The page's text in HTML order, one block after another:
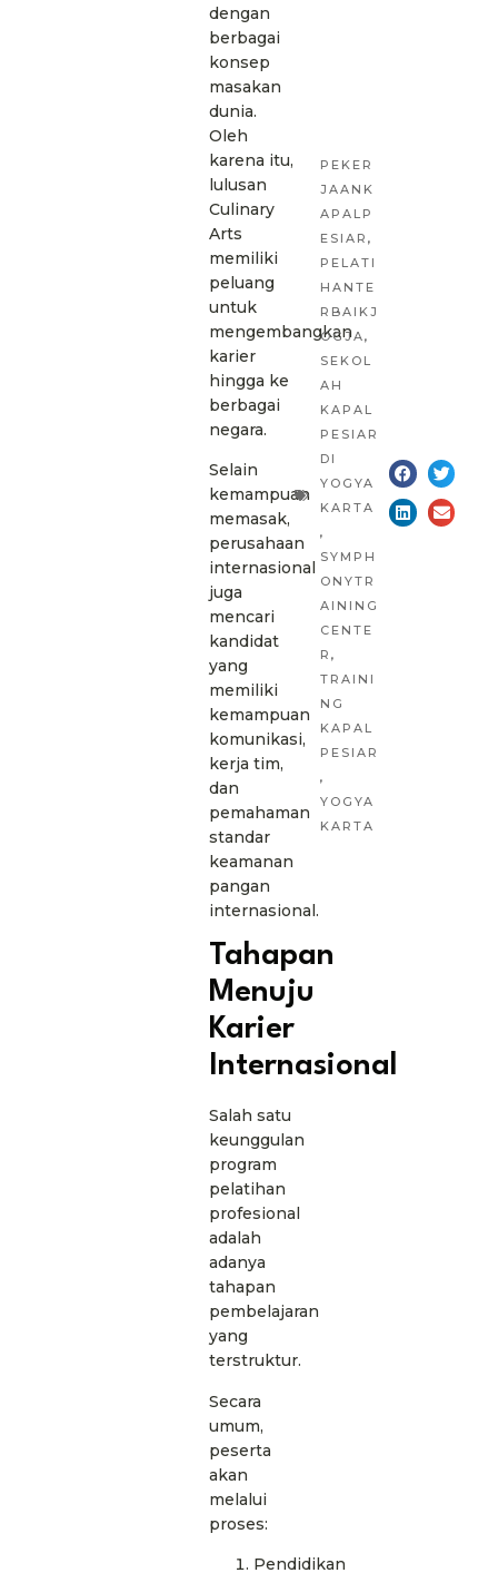
dengan
berbagai
konsep
masakan
dunia.
Oleh
karena itu,
lulusan
Culinary
Arts
memiliki
peluang
untuk
mengembangkan
karier
hingga ke
berbagai
negara.
Selain
kemampuan
memasak,
perusahaan
internasional
juga
mencari
kandidat
yang
memiliki
kemampuan
komunikasi,
kerja tim,
dan
pemahaman
standar
keamanan
pangan
internasional.
Tahapan
Menuju
Karier
Internasional
Salah satu
keunggulan
program
pelatihan
profesional
adalah
adanya
tahapan
pembelajaran
yang
terstruktur.
Secara
umum,
peserta
akan
melalui
proses:
Pendidikan
PEKER
JAANK
APALP
ESIAR ,
PELATI
HANTE
RBAIKJ
OGJA,
SEKOL
AH
KAPAL
PESIAR
DI
YOGYA
KARTA
,
SYMPH
ONYTR
AINING
CENTE
R ,
TRAINI
NG
KAPAL
PESIAR
,
YOGYA
KARTA